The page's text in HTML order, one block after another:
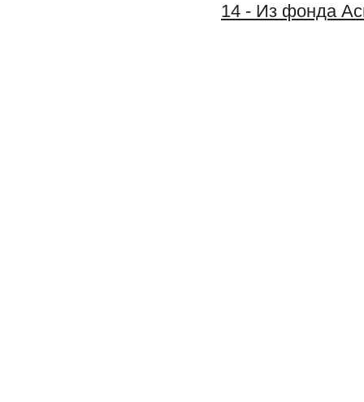
14 - Из фонда